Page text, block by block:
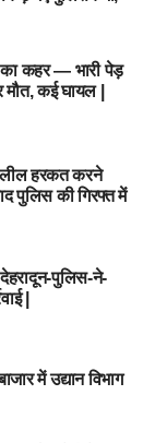
कहर — भारी पेड़
कई घायल |
हरकत करने
पुलिस की गिरफ्त में
पुलिस-ने-
|
में उद्यान विभाग